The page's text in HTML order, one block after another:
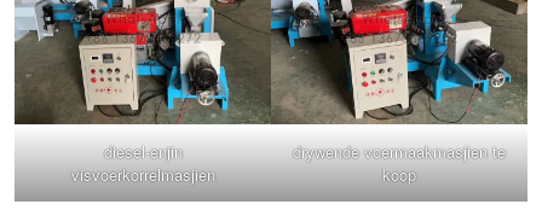
diesel-enjin
visvoerkorrelmasjien
drywende voermaakmasjien te
koop